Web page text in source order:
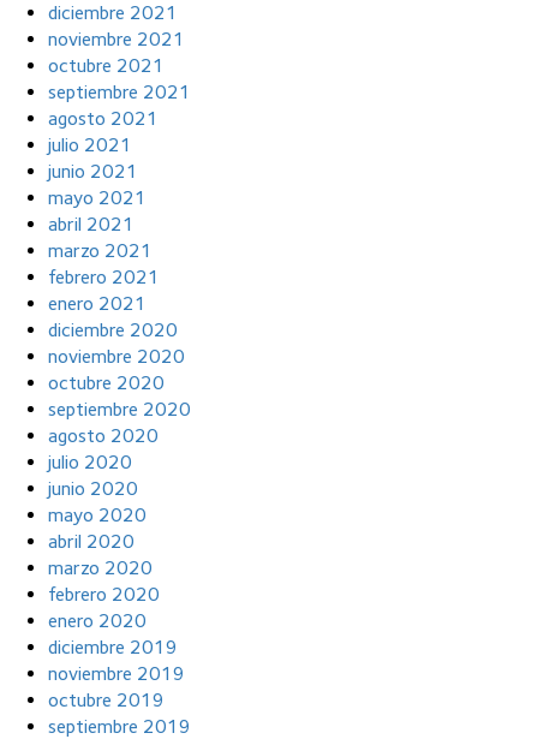
diciembre 2021
noviembre 2021
octubre 2021
septiembre 2021
agosto 2021
julio 2021
junio 2021
mayo 2021
abril 2021
marzo 2021
febrero 2021
enero 2021
diciembre 2020
noviembre 2020
octubre 2020
septiembre 2020
agosto 2020
julio 2020
junio 2020
mayo 2020
abril 2020
marzo 2020
febrero 2020
enero 2020
diciembre 2019
noviembre 2019
octubre 2019
septiembre 2019